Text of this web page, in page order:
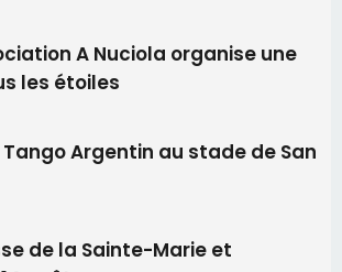
A Nuciola organise une
les étoiles
Argentin au stade de San
de la Sainte-Marie et